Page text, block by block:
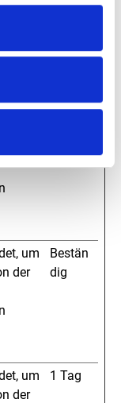
um
der
180
um
um
der
Bestän
dig
um
der
1 Tag